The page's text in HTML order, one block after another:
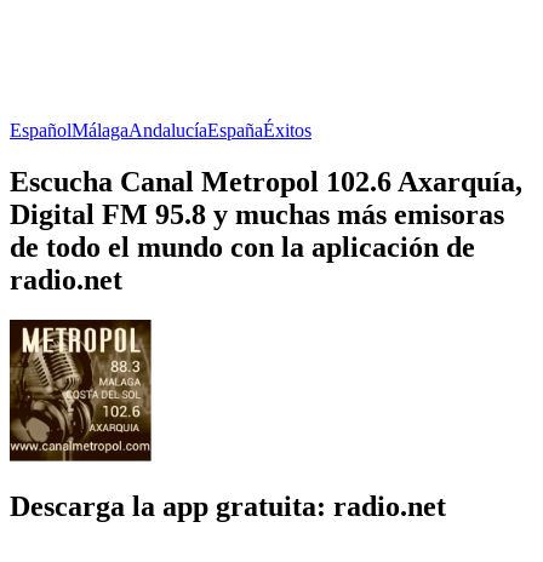
EspañolMálagaAndalucíaEspañaÉxitos
Escucha Canal Metropol 102.6 Axarquía,
Digital FM 95.8 y muchas más emisoras
de todo el mundo con la aplicación de
radio.net
Descarga la app gratuita: radio.net